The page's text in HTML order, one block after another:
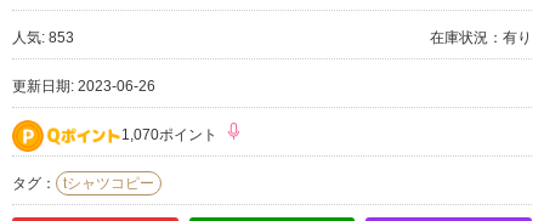
人気: 853 在庫状況：有り
更新日期: 2023-06-26
1,070ポイント
タグ： tシャツコピー